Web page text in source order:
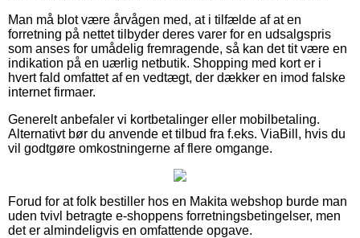
Man må blot være årvågen med, at i tilfælde af at en
forretning på nettet tilbyder deres varer for en udsalgspris
som anses for umådelig fremragende, så kan det tit være en
indikation på en uærlig netbutik. Shopping med kort er i
hvert fald omfattet af en vedtægt, der dækker en imod falske
internet firmaer.
Generelt anbefaler vi kortbetalinger eller mobilbetaling.
Alternativt bør du anvende et tilbud fra f.eks. ViaBill, hvis du
vil godtgøre omkostningerne af flere omgange.
Forud for at folk bestiller hos en Makita webshop burde man
uden tvivl betragte e-shoppens forretningsbetingelser, men
det er almindeligvis en omfattende opgave.